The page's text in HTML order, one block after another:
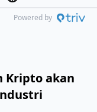
Powered by
Kripto akan